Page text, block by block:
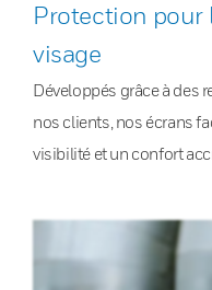
Protection pour
visage
Développés grâce à des
nos clients, nos écrans
visibilité et un confort